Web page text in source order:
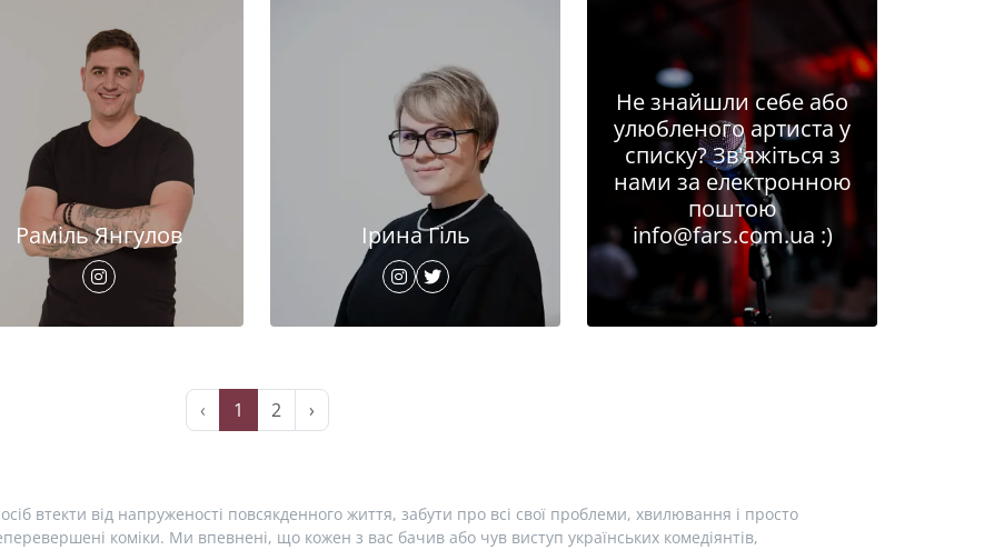
Раміль Янгулов Ірина Гіль
Не знайшли себе або
улюбленого артиста у
списку? Зв'яжіться з
нами за електронною
поштою
info@fars.com.ua :)
‹ 1 2 ›
втекти від напруженості повсякденного життя, забути про всі свої проблеми, хвилювання і просто
коміки. Ми впевнені, що кожен з вас бачив або чув виступ українських комедіянтів,